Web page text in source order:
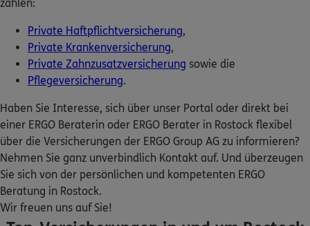
5/5
Thomas Waldow
Grubenstr. 25,18055 Rostock (3.4 km)
Homepage besuchen
ERGO
Dirk Lucyga
Wollenweberstraße 29,18055 Rostock(3.7 km)
Homepage besuchen
Tobias Paschke
Satower Strasse 77 18198 Kritzmow
(4.3 km)
zählen:
Private Haftpflichtversicherung,
Private Krankenversicherung,
Private Zahnzusatzversicherung sowie die
Pflegeversicherung.
Haben Sie Interesse, sich über unser Portal oder direkt bei
einer ERGO Beraterin oder ERGO Berater in Rostock flexibel
über die Versicherungen der ERGO Group AG zu informieren?
Nehmen Sie ganz unverbindlich Kontakt auf. Und überzeugen
Sie sich von der persönlichen und kompetenten ERGO
Beratung in Rostock.
Wir freuen uns auf Sie!